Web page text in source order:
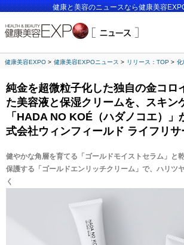
健康と美容のニュースなら健康美容
健康美容EXPO 健康美容EXPOニュース リリース：TOP 化
純金を超微粒子化した独自の金コ
た美容液と保湿クリームを、スキン
「HADA NO KOÉ（ハダノコエ）」
式会社ウィンフィールド ライフリサ
健やかな角層を育てる「ゴールドモイストセラム」と
保護する「ゴールドエンリッチクリーム」で、ハリツ
く